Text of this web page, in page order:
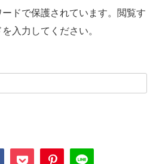
ドで保護されています。閲覧す
入力してください。